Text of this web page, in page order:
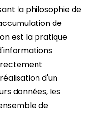
la philosophie de
de
est la pratique
d'un
données, les
de